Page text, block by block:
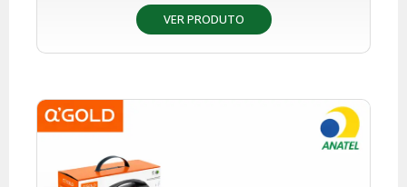
VER PRODUTO